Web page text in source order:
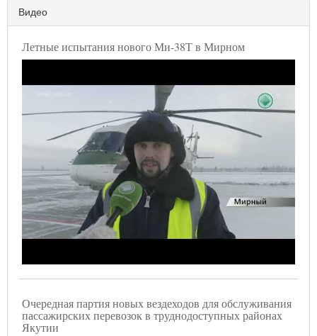
Видео
Летные испытания нового Ми-38Т в Мирном
Очередная партия новых вездеходов для обслуживания
пассажирских перевозок в труднодоступных районах
Якутии